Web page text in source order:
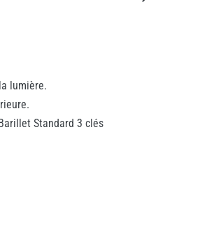
lumière.
Standard 3 clés